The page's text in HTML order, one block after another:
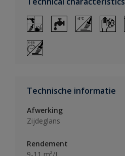
Technische informatie
Afwerking
Zijdeglans
Rendement